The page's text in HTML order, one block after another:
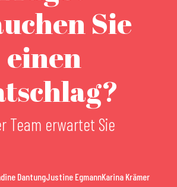
Sie
einen
Team erwartet Sie
DantungJustine EgmannKarina Krämer